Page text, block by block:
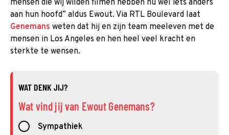
mensen die wij wilden filmen hebben nu wel iets anders
aan hun hoofd” aldus Ewout. Via RTL Boulevard laat
Genemans weten dat hij en zijn team meeleven met de
mensen in Los Angeles en hen heel veel kracht en
sterkte te wensen.
WAT DENK JIJ?
Wat vind jij van Ewout Genemans?
Sympathiek